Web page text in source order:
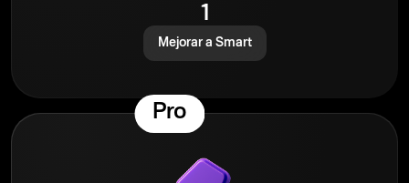
1
Mejorar a Smart
Pro